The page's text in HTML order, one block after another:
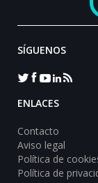
SÍGUENOS
ENLACES
Contacto
Aviso legal
Política de
Política de